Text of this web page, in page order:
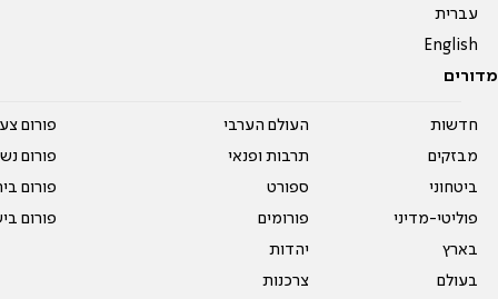
עברית
English
מדורים
חדשות
מבזקים
ביטחוני
פוליטי-מדיני
בארץ
בעולם
העולם הערבי
תרבות ופנאי
ספורט
פורומים
יהדות
צרכנות
פורום
פורום
פורום
פורום